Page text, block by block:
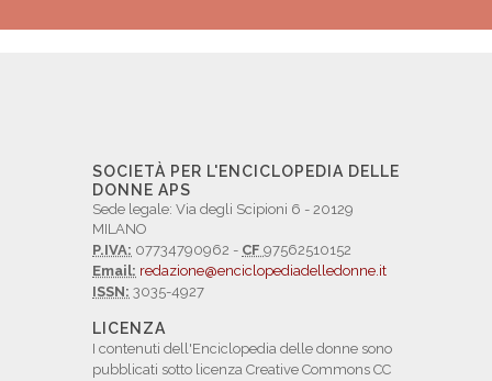
SOCIETÀ PER L'ENCICLOPEDIA DELLE
DONNE APS
Sede legale: Via degli Scipioni 6 - 20129
MILANO
P.IVA: 07734790962 - CF 97562510152
Email: redazione@enciclopediadelledonne.it
ISSN: 3035-4927
LICENZA
I contenuti dell'Enciclopedia delle donne sono
pubblicati sotto licenza Creative Commons CC